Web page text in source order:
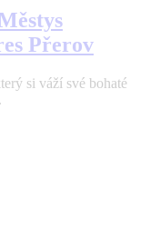
Přerov
si váží své bohaté